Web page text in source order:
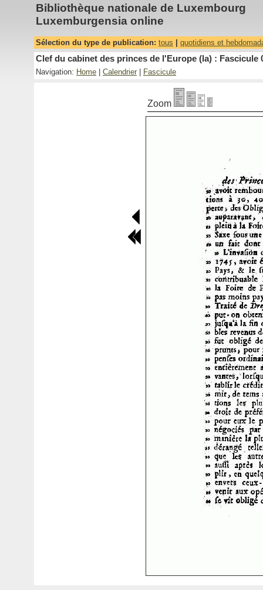
Bibliothèque nationale de Luxembourg
Luxemburgensia online
Sélection du type de publication: tous quotidiens et
Clef du cabinet des princes de l'Europe (la) : Fascicule
Navigation: Home Calendrier Fascicule
Zoom